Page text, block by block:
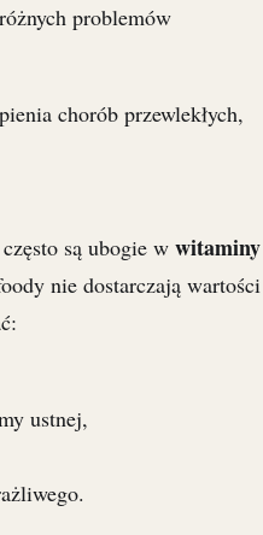
problemów
chorób przewlekłych,
są ubogie w witaminy
nie dostarczają wartości
ustnej,